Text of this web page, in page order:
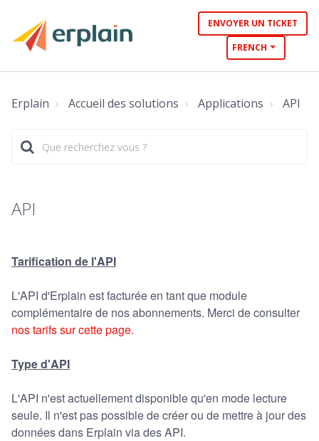
ENVOYER UN TICKET
FRENCH
Erplain Accueil des solutions Applications API
API
Tarification de l'API
L'API d'Erplain est facturée en tant que module
complémentaire de nos abonnements. Merci de consulter
nos tarifs sur cette page.
Type d'API
L'API n'est actuellement disponible qu'en mode lecture
seule. Il n'est pas possible de créer ou de mettre à jour des
données dans Erplain via des API.